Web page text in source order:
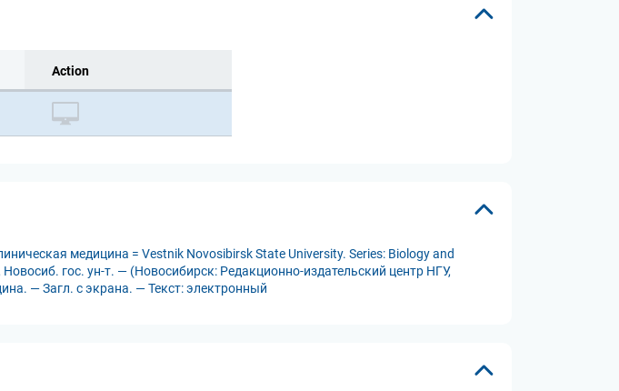
Action
медицина = Vestnik Novosibirsk State University. Series: Biology and
гос. ун-т. — (Новосибирск: Редакционно-издательский центр НГУ,
— Загл. с экрана. — Текст: электронный